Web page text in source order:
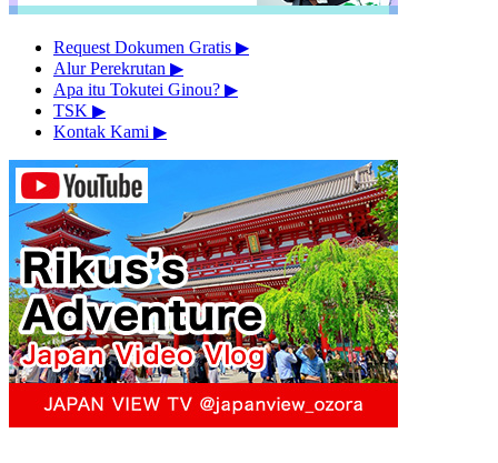
Request Dokumen Gratis ▶︎
Alur Perekrutan ▶︎
Apa itu Tokutei Ginou? ▶︎
TSK ▶︎
Kontak Kami ▶︎